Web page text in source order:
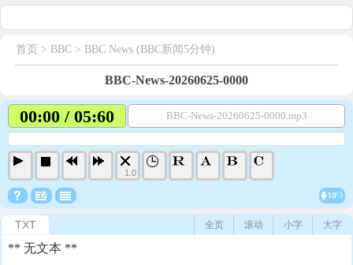
首页 > BBC > BBC News (BBC新闻5分钟)
BBC-News-20260625-0000
00:00 / 05:60 BBC-News-20260625-0000.mp3
1.0
MP3
TXT 大字
小字
滚动
全页
** 无文本 **